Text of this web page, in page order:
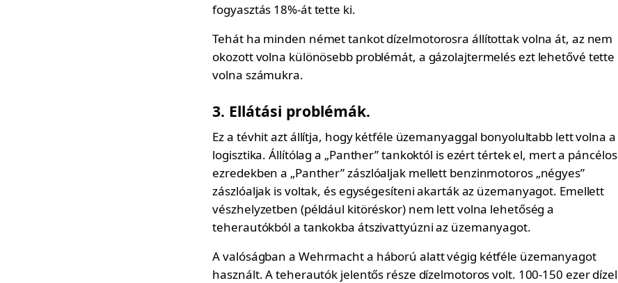
fogyasztás 18%-át tette ki.
Tehát ha minden német tankot dízelmotorosra állítottak volna át, az nem
okozott volna különösebb problémát, a gázolajtermelés ezt lehetővé tette
volna számukra.
3. Ellátási problémák.
Ez a tévhit azt állítja, hogy kétféle üzemanyaggal bonyolultabb lett volna a
logisztika. Állítólag a „Panther” tankoktól is ezért tértek el, mert a páncélos
ezredekben a „Panther” zászlóaljak mellett benzinmotoros „négyes”
zászlóaljak is voltak, és egységesíteni akarták az üzemanyagot. Emellett
vészhelyzetben (például kitöréskor) nem lett volna lehetőség a
teherautókból a tankokba átszivattyúzni az üzemanyagot.
A valóságban a Wehrmacht a háború alatt végig kétféle üzemanyagot
használt. A teherautók jelentős része dízelmotoros volt. 100-150 ezer dízel